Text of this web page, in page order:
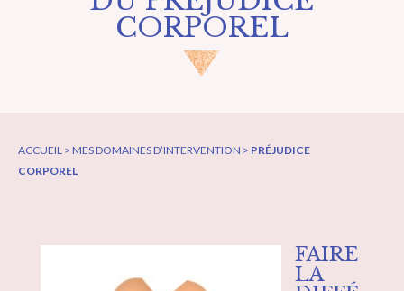
CORPOREL
ACCUEIL > MES DOMAINES D’INTERVENTION > PRÉJUDICE
CORPOREL
FAIRE
LA